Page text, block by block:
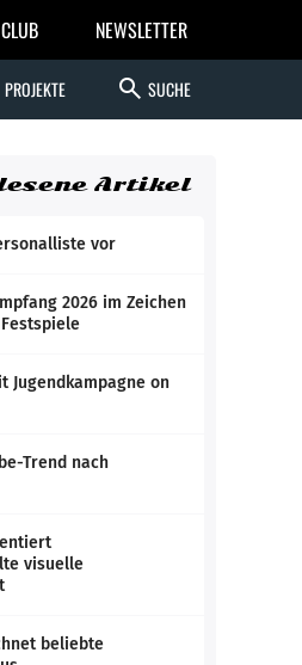
NEWSLETTER
PROJEKTE search SUCHE
Artikel
vor
2026 im Zeichen
Jugendkampagne on
Trend nach
visuelle
beliebte